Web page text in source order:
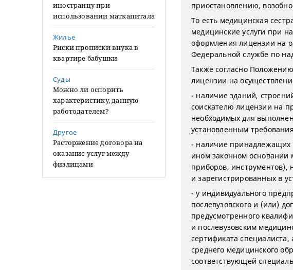
иностранцу при
использовании маткапитала
Жилье
Риски прописки внука в
квартире бабушки
Суды
Можно ли оспорить
характеристику, данную
работодателем?
Другое
Расторжение договора на
оказание услуг между
физлицами
приостановлению,
То есть медицинская
медицинские услуги при
оформления лицензии на
Федеральной службе по
Также согласно
лицензии на
- наличие зданий,
соискателю лицензии на
необходимых для
установленным
- наличие принадлежащих
ином законном основании
приборов, инструментов),
и зарегистрированных в
- у индивидуального
послевузовского и (или)
предусмотренного
и послевузовским
сертификата
среднего медицинского
соответствующей